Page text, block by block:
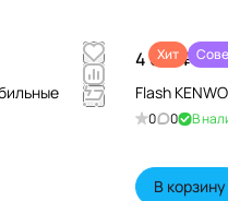
Хит
4 670 ₽/шт
Flash
0 0 В
В корзину